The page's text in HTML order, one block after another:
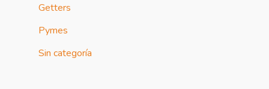
Getters
Pymes
Sin categoría